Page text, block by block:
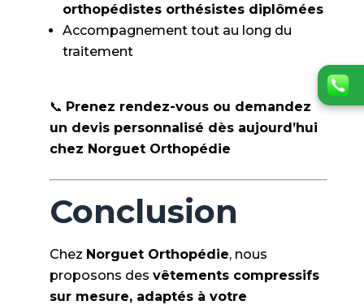
orthopédistes orthésistes diplômées
Accompagnement tout au long du
traitement
📞 Prenez rendez-vous ou demandez
un devis personnalisé dès aujourd’hui
chez Norguet Orthopédie
Conclusion
Chez Norguet Orthopédie, nous
proposons des vêtements compressifs
sur mesure, adaptés à votre